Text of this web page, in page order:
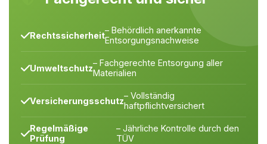
Rechtssicherheit– Behördlich anerkannte
Entsorgungsnachweise
Umweltschutz– Fachgerechte Entsorgung aller
Materialien
Versicherungsschutz– Vollständig
haftpflichtversichert
Regelmäßige
Prüfung
– Jährliche Kontrolle durch den
TÜV